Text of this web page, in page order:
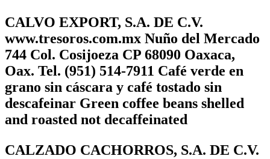
CALVO EXPORT, S.A. DE C.V.
www.tresoros.com.mx Nuño del Mercado
744 Col. Cosijoeza CP 68090 Oaxaca,
Oax. Tel. (951) 514-7911 Café verde en
grano sin cáscara y café tostado sin
descafeinar Green coffee beans shelled
and roasted not decaffeinated
CALZADO CACHORROS, S.A. DE C.V.